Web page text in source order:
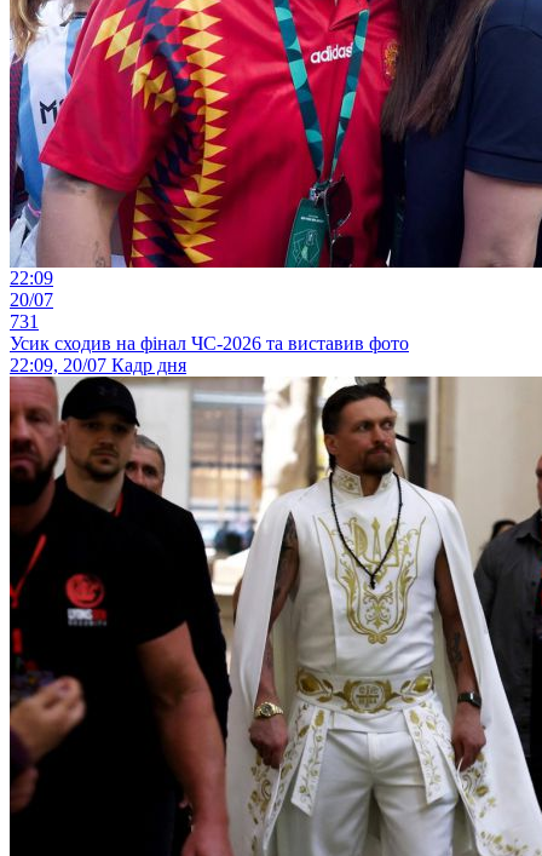
22:09
20/07
731
Усик сходив на фінал ЧС-2026 та виставив фото
22:09, 20/07 Кадр дня